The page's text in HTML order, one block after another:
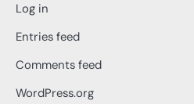
Log in
Entries feed
Comments feed
WordPress.org